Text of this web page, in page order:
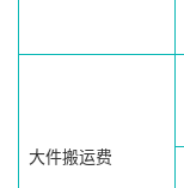
大件搬运费